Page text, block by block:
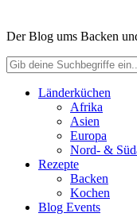
Der Blog ums Backen
Länderküchen
Afrika
Asien
Europa
Nord- &
Rezepte
Backen
Kochen
Blog Events